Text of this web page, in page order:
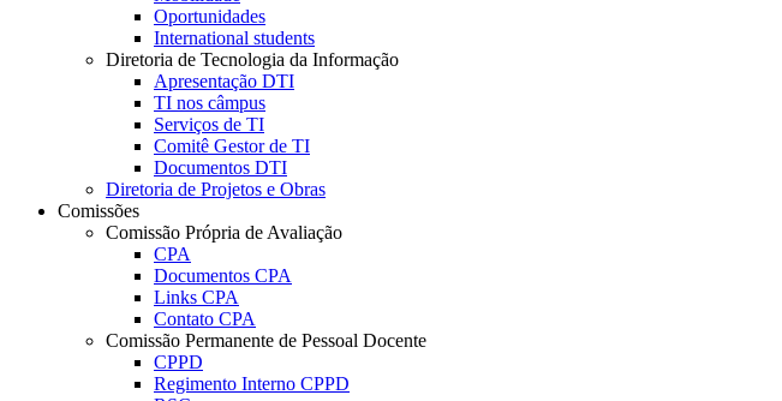
Oportunidades
International students
Diretoria de Tecnologia da Informação
Apresentação DTI
TI nos câmpus
Serviços de TI
Comitê Gestor de TI
Documentos DTI
Diretoria de Projetos e Obras
Comissões
Comissão Própria de Avaliação
CPA
Documentos CPA
Links CPA
Contato CPA
Comissão Permanente de Pessoal Docente
CPPD
Regimento Interno CPPD